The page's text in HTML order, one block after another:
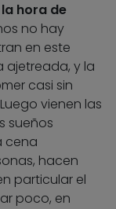
hora de
no hay
en este
ajetreada, y la
casi sin
vienen las
sueños
cena
hacen
particular el
poco, en